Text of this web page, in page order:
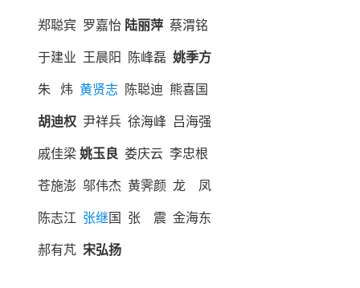
郑聪宾 罗嘉怡 陆丽萍 蔡渭铭
于建业 王晨阳 陈峰磊 姚季方
朱 炜 黄贤志 陈聪迪 熊喜国
胡迪权 尹祥兵 徐海峰 吕海强
戚佳梁姚玉良 娄庆云 李忠根
苍施澎 邬伟杰 黄霁颜 龙 凤
陈志江 张继国 张 震 金海东
郝有芃 宋弘扬